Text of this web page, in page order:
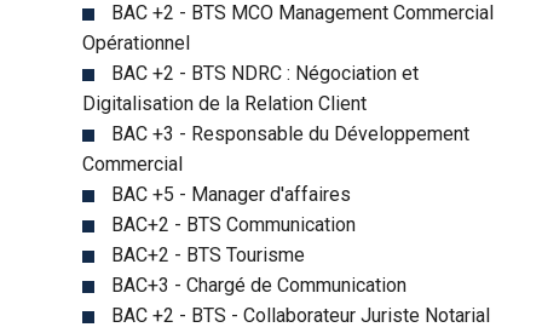
BAC +2 - BTS MCO Management Commercial
Opérationnel
BAC +2 - BTS NDRC : Négociation et
Digitalisation de la Relation Client
BAC +3 - Responsable du Développement
Commercial
BAC +5 - Manager d'affaires
BAC+2 - BTS Communication
BAC+2 - BTS Tourisme
BAC+3 - Chargé de Communication
BAC +2 - BTS - Collaborateur Juriste Notarial